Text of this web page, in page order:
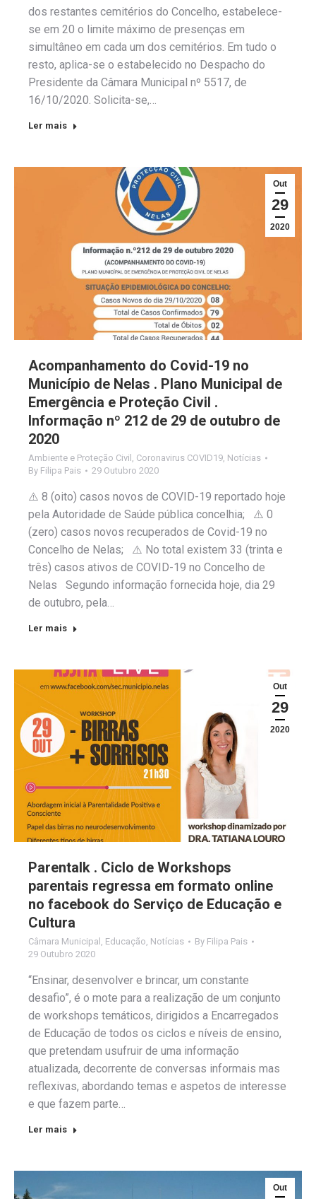
dos restantes cemitérios do Concelho, estabelece-
se em 20 o limite máximo de presenças em
simultâneo em cada um dos cemitérios. Em tudo o
resto, aplica-se o estabelecido no Despacho do
Presidente da Câmara Municipal nº 5517, de
16/10/2020. Solicita-se,…
Ler mais
Out
29
2020
Acompanhamento do Covid-19 no
Município de Nelas . Plano Municipal de
Emergência e Proteção Civil .
Informação nº 212 de 29 de outubro de
2020
Ambiente e Proteção Civil Coronavirus COVID19 Notícias
By Filipa Pais 29 Outubro 2020
⚠️ 8 (oito) casos novos de COVID-19 reportado hoje
pela Autoridade de Saúde pública concelhia; ⚠️ 0
(zero) casos novos recuperados de Covid-19 no
Concelho de Nelas; ⚠️ No total existem 33 (trinta e
três) casos ativos de COVID-19 no Concelho de
Nelas Segundo informação fornecida hoje, dia 29
de outubro, pela…
Ler mais
Out
29
2020
Parentalk . Ciclo de Workshops
parentais regressa em formato online
no facebook do Serviço de Educação e
Cultura
Câmara Municipal , Educação, Notícias By Filipa Pais
29 Outubro 2020
“Ensinar, desenvolver e brincar, um constante
desafio”, é o mote para a realização de um conjunto
de workshops temáticos, dirigidos a Encarregados
de Educação de todos os ciclos e níveis de ensino,
que pretendam usufruir de uma informação
atualizada, decorrente de conversas informais mas
reflexivas, abordando temas e aspetos de interesse
e que fazem parte…
Ler mais
Out